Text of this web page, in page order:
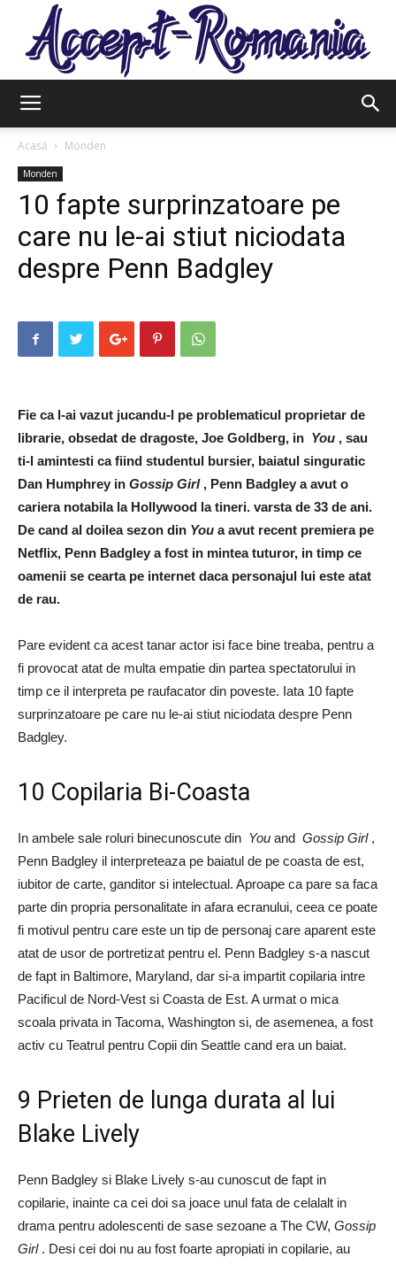
Romania
Acasă Monden
Monden
10 fapte surprinzatoare pe
care nu le-ai stiut niciodata
despre Penn Badgley
Fie ca l-ai vazut jucandu-l pe problematicul proprietar de
librarie, obsedat de dragoste, Joe Goldberg, in You , sau
ti-l amintesti ca fiind studentul bursier, baiatul singuratic
Dan Humphrey in Gossip Girl, Penn Badgley a avut o
cariera notabila la Hollywood la tineri. varsta de 33 de ani.
De cand al doilea sezon din You a avut recent premiera pe
Netflix, Penn Badgley a fost in mintea tuturor, in timp ce
oamenii se cearta pe internet daca personajul lui este atat
de rau.
Pare evident ca acest tanar actor isi face bine treaba, pentru a
fi provocat atat de multa empatie din partea spectatorului in
timp ce il interpreta pe raufacator din poveste. Iata 10 fapte
surprinzatoare pe care nu le-ai stiut niciodata despre Penn
Badgley.
10 Copilaria Bi-Coasta
In ambele sale roluri binecunoscute din You and Gossip Girl,
Penn Badgley il interpreteaza pe baiatul de pe coasta de est,
iubitor de carte, ganditor si intelectual. Aproape ca pare sa faca
parte din propria personalitate in afara ecranului, ceea ce poate
fi motivul pentru care este un tip de personaj care aparent este
atat de usor de portretizat pentru el. Penn Badgley s-a nascut
de fapt in Baltimore, Maryland, dar si-a impartit copilaria intre
Pacificul de Nord-Vest si Coasta de Est. A urmat o mica
scoala privata in Tacoma, Washington si, de asemenea, a fost
activ cu Teatrul pentru Copii din Seattle cand era un baiat.
9 Prieten de lunga durata al lui
Blake Lively
Penn Badgley si Blake Lively s-au cunoscut de fapt in
copilarie, inainte ca cei doi sa joace unul fata de celalalt in
drama pentru adolescenti de sase sezoane a The CW, Gossip
Girl. Desi cei doi nu au fost foarte apropiati in copilarie, au